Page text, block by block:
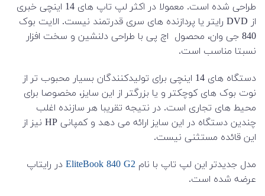
طراحی شده است. معمولا در اکثر لپ تاپ های 14 اینچی خبری
از DVD رایتر یا پردازنده های سری قدرتمند نیست. الایت بوک
840 جی وان، محصول اچ پی با طراحی دلنشین و سخت افزار
نسبتا مناسب است.
دستگاه های 14 اینچی برای تولیدکنندگان بسیار محبوب تر از
نوت بوک های کوچکتر و یا بزرگتر از این سایز، مخصوصا برای
محیط های تجاری است. در نتیجه تقریبا هر سازنده اغلب
چندین دستگاه در این سایز ارائه می دهد و کمپانی HP نیز از
این قائده مستثنی نیست.
مدل جدیدتر این لپ تاپ با نام EliteBook 840 G2 در رایتاپ
عرضه شده است.